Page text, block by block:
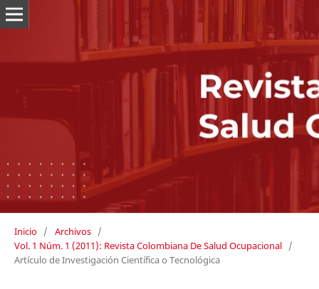
Inicio / Archivos /
Vol. 1 Núm. 1 (2011): Revista Colombiana De Salud Ocupacional /
Artículo de Investigación Científica o Tecnológica